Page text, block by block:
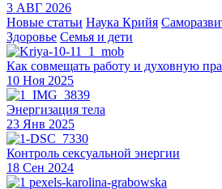
3 АВГ 2026
Новые статьи Наука Крийя
Здоровье Семья и дети
Как совмещать работу и духовную
10 Ноя 2025
Энергизация тела
23 Янв 2025
Контроль сексуальной энергии
18 Сен 2024